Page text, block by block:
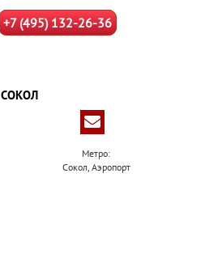
+7 (495) 132-26-36
СОКОЛ
Метро:
Сокол, Аэропорт